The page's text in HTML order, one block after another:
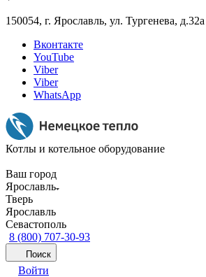
150054, г. Ярославль, ул. Тургенева, д.32а
Вконтакте
YouTube
Viber
Viber
WhatsApp
Котлы и котельное оборудование
Ваш город
Ярославль
Тверь
Ярославль
Севастополь
8 (800) 707-30-93
Поиск
Войти